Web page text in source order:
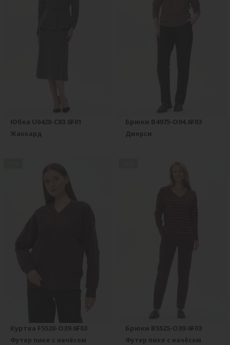
Юбка U0420-C83.6F01
Жаккард
Брюки B4975-O94.6F03
Джерси
Куртка F5520-O39.6F03
Футер пике с начёсом
Брюки B5525-O39.6F03
Футер пике с начёсом